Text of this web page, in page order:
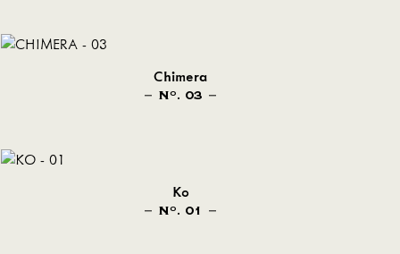
Chimera
NO . 03
Ko
NO . 01